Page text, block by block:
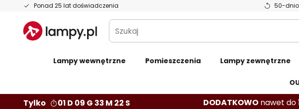
Ponad 25 lat doświadczenia 50-
Przejdź
treści
Szukaj
Lampy wewnętrzne Pomieszczenia Lampy zewnętrzne
Tylko 01 D 09 G 33 M 21 S DODATKOWO nawet do